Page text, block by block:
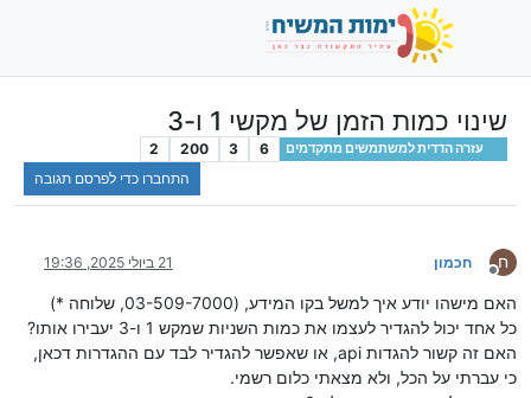
שינוי כמות הזמן של מקשי 1 ו-3
עזרה הדדית למשתמשים מתקדמים 6
3
200
2
התחברו כדי לפרסם תגובה
ח
מנותק
חכמון 21 ביולי 2025, 19:36
האם מישהו יודע איך למשל בקו המידע, (03-509-7000, שלוחה *)
כל אחד יכול להגדיר לעצמו את כמות השניות שמקש 1 ו-3 יעבירו אותו?
האם זה קשור להגדות api, או שאפשר להגדיר לבד עם ההגדרות דכאן,
כי עברתי על הכל, ולא מצאתי כלום רשמי.